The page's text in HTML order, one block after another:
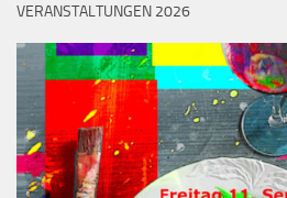
VERANSTALTUNGEN 2026